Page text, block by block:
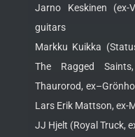
Jarno Keskinen
guitars
Markku Kuikka
The Ragged
Thaurorod,
Lars Erik Mattson, ex-
JJ Hjelt (Royal Truck,